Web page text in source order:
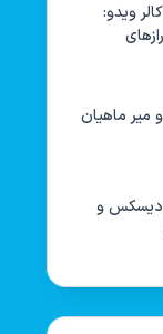
ویدو:
میر ماهیان
دیسکس و